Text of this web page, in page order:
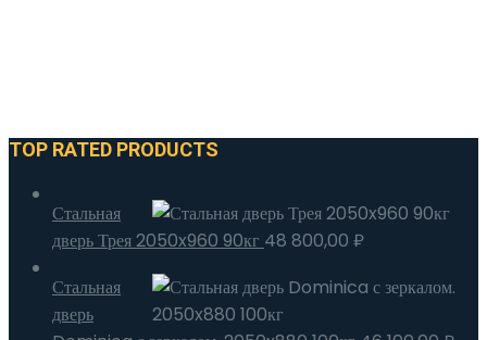
TOP RATED PRODUCTS
Стальная
дверь Трея 2050x960 90кг 48 800,00 ₽
Стальная
дверь